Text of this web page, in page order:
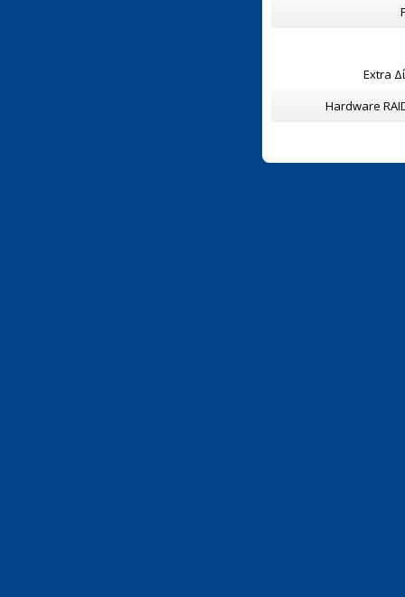
Extra
Hardware